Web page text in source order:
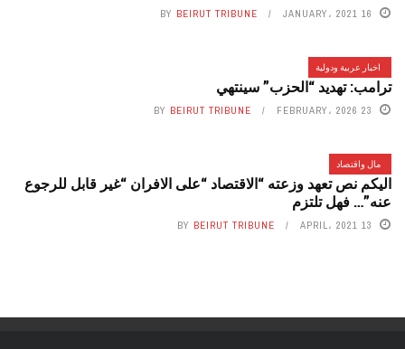
16 JANUARY، 2021 BY BEIRUT TRIBUNE
اخبار عربية ودولية
ترامب: تهديد “الحزب” سينتهي
23 FEBRUARY، 2026 BY BEIRUT TRIBUNE
مال واقتصاد
اليكم نص تعهد وزعته “الاقتصاد “على الافران “غير قابل للرجوع
عنه”… فهل تلتزم
13 APRIL، 2021 BY BEIRUT TRIBUNE